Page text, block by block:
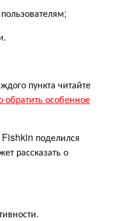
пункта читайте
обратить особенное
поделился
рассказать о